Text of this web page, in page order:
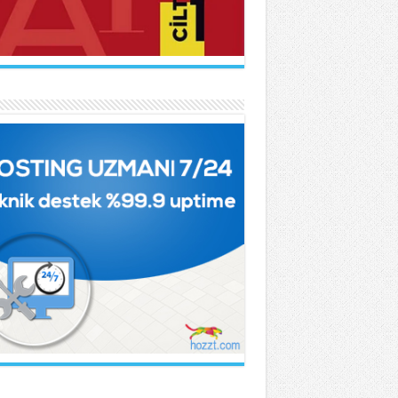
CAMCI
Rale Armağan
Parçalanmıştık Oysa...
İşcan Kaya
HAMİD TARHAN
NİHAT ASYA
NECATİGİL
Bir Gül Dokununca...